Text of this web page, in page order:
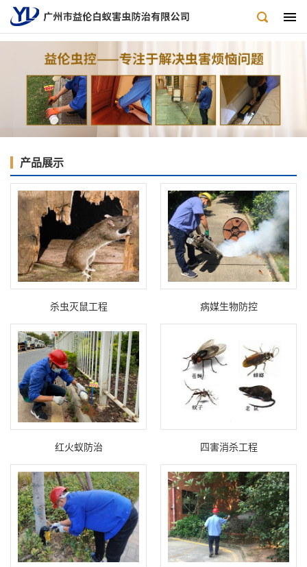
产品展示
杀虫灭鼠工程 病媒生物防控
红火蚁防治 四害消杀工程